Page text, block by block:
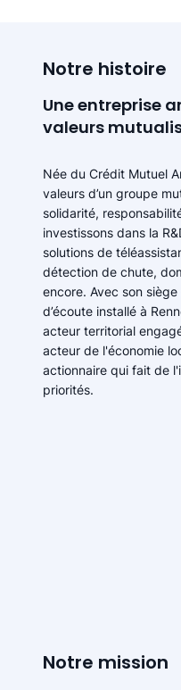
Notre histoire
Une entreprise
valeurs
Née du Crédit Mutuel
valeurs d’un groupe
solidarité,
investissons dans la
solutions de
détection de chute,
encore. Avec son
d’écoute installé à
acteur territorial
acteur de l'économie
actionnaire qui fait de
priorités.
Notre mission